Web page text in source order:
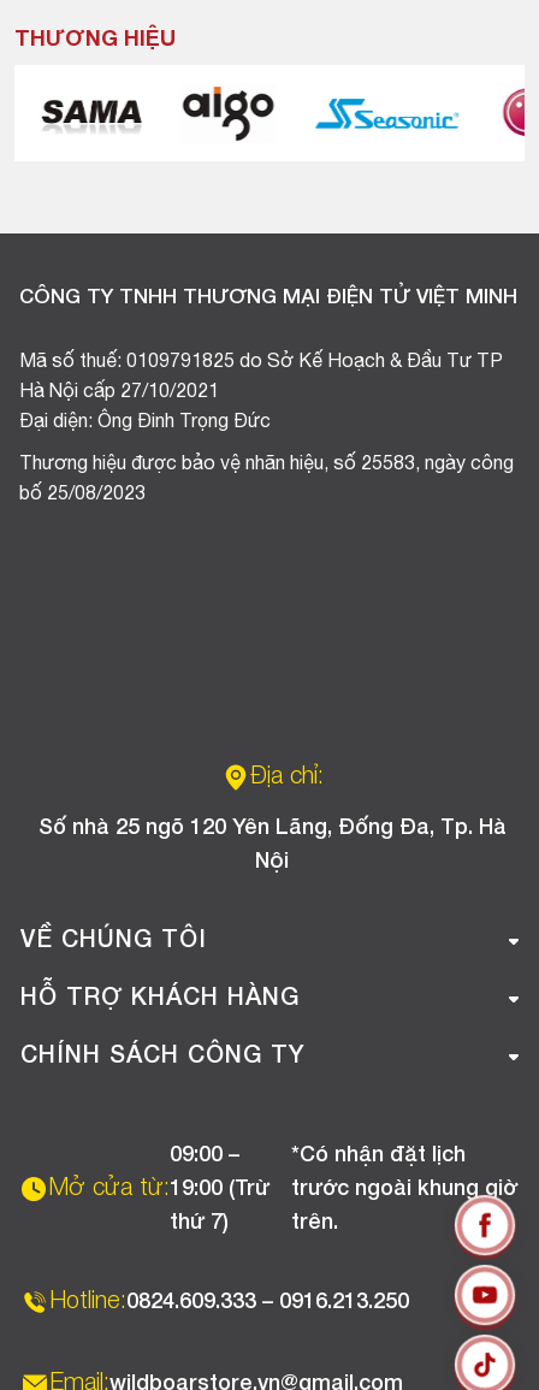
THƯƠNG HIỆU
CÔNG TY TNHH THƯƠNG MẠI ĐIỆN TỬ VIỆT MINH
Mã số thuế: 0109791825 do Sở Kế Hoạch & Đầu Tư TP
Hà Nội cấp 27/10/2021
Đại diện: Ông Đinh Trọng Đức
Thương hiệu được bảo vệ nhãn hiệu, số 25583, ngày công
bố 25/08/2023
Địa chỉ:
Số nhà 25 ngõ 120 Yên Lãng, Đống Đa, Tp. Hà
Nội
VỀ CHÚNG TÔI
Giới thiệu công ty
Tuyển dụng
HỖ TRỢ KHÁCH HÀNG
Hướng dẫn mua hàng online
Chương trình khuyến mãi
CHÍNH SÁCH CÔNG TY
Chính sách bảo hành
Mở cửa từ:
09:00 –
19:00 (Trừ
thứ 7)
*Có nhận đặt lịch
trước ngoài khung giờ
trên.
Hotline:0824.609.333 – 0916.213.250
Email:wildboarstore.vn@gmail.com